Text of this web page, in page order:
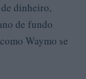
dinheiro,
de fundo
Waymo se